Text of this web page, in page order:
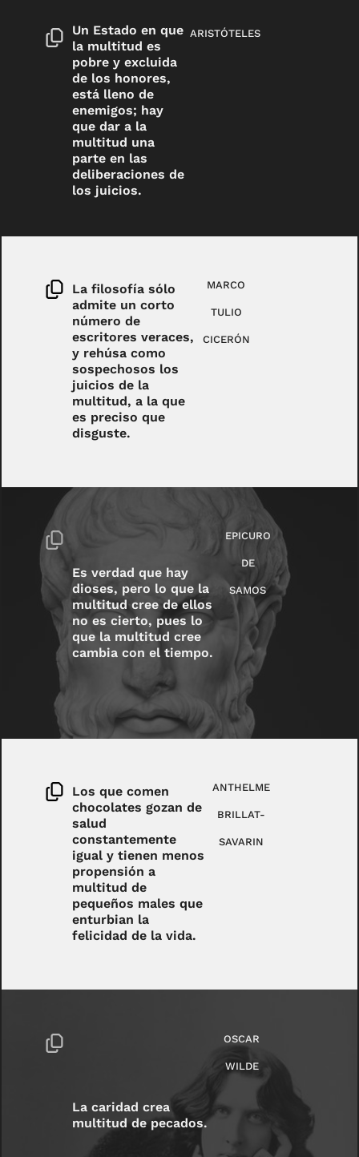
Un Estado en que
la multitud es
pobre y excluida
de los honores,
está lleno de
enemigos; hay
que dar a la
multitud una
parte en las
deliberaciones de
los juicios.
ARISTÓTELES
La filosofía sólo
admite un corto
número de
escritores veraces,
y rehúsa como
sospechosos los
juicios de la
multitud, a la que
es preciso que
disguste.
MARCO
TULIO
CICERÓN
Es verdad que hay
dioses, pero lo que la
multitud cree de ellos
no es cierto, pues lo
que la multitud cree
cambia con el tiempo.
EPICURO
DE
SAMOS
Los que comen
chocolates gozan de
salud
constantemente
igual y tienen menos
propensión a
multitud de
pequeños males que
enturbian la
felicidad de la vida.
ANTHELME
BRILLAT-
SAVARIN
La caridad crea
multitud de pecados.
OSCAR
WILDE